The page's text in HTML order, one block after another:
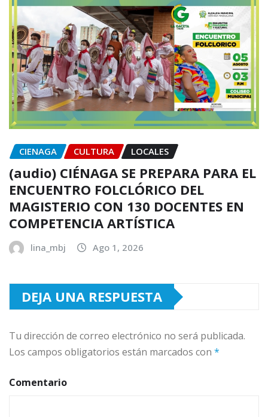
CIENAGA CULTURA LOCALES
(audio) CIÉNAGA SE PREPARA PARA EL
ENCUENTRO FOLCLÓRICO DEL
MAGISTERIO CON 130 DOCENTES EN
COMPETENCIA ARTÍSTICA
lina_mbj Ago 1, 2026
DEJA UNA RESPUESTA
Tu dirección de correo electrónico no será publicada.
Los campos obligatorios están marcados con *
Comentario